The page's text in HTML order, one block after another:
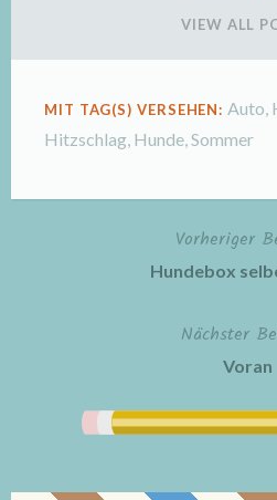
VIEW ALL
MIT TAG(S) VERSEHEN:Auto,
Hitzschlag, Hunde,Sommer
Beitragsnavigation
Vorheriger
Hundebox
Nächster
Voran